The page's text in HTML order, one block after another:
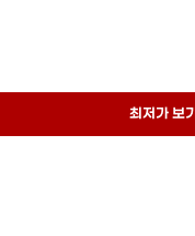
최저가 보기